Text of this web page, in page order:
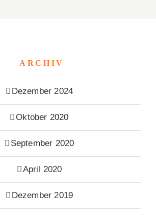
ARCHIV
Dezember 2024
Oktober 2020
September 2020
April 2020
Dezember 2019